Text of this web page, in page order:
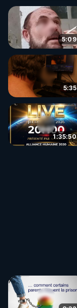
5:09
5:35
1:35:50